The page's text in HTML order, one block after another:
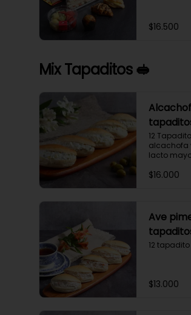
1 mini muffin
1 sobre de
$16.500
Mix Tapaditos 🥪
12
alcachofa
lacto
$16.000
Ave
12
$13.000